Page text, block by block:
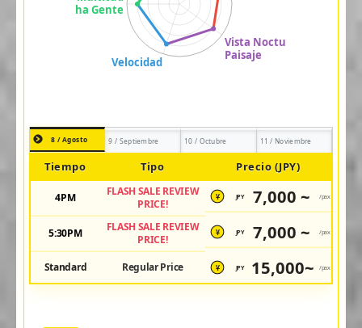
8 / Agosto 9 / Septiembre 10 / Octubre 11 / Noviembre
Tiempo Tipo Precio (JPY)
4PM
FLASH SALE REVIEW
PRICE!
¥ JPY 7,000 ~ /pax
5:30PM
FLASH SALE REVIEW
PRICE!
¥ JPY 7,000 ~ /pax
Standard Regular Price ¥ JPY 15,000~ /pax